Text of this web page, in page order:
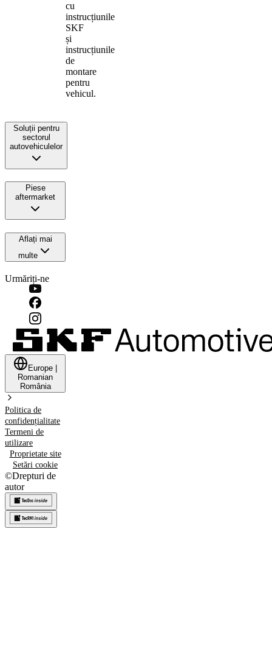
cu
instrucțiunile
SKF
și
instrucțiunile
de
montare
pentru
vehicul.
Soluții pentru
sectorul
autovehiculelor
Piese
aftermarket
Aflați mai
multe
Urmăriți-ne
Europe
Romanian
România
Politica de
confidențialitate
Termeni de
utilizare
Proprietate site
Setări cookie
©Drepturi de
autor